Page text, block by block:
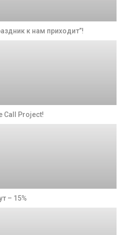
к нам приходит”!
Call Project!
– 15%